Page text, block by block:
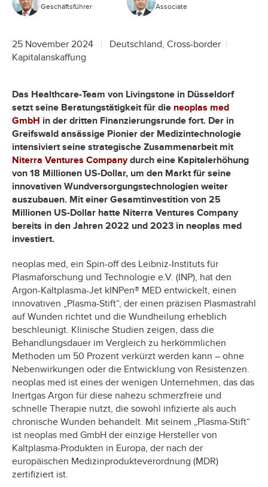
Geschäftsführer Associate
25 November 2024
Deutschland, Cross-border
Kapitalanskaffung
Das Healthcare-Team von Livingstone in Düsseldorf
setzt seine Beratungstätigkeit für die neoplas med
GmbH in der dritten Finanzierungsrunde fort. Der in
Greifswald ansässige Pionier der Medizintechnologie
intensiviert seine strategische Zusammenarbeit mit
Niterra Ventures Companydurch eine Kapitalerhöhung
von 18 Millionen US-Dollar, um den Markt für seine
innovativen Wundversorgungstechnologien weiter
auszubauen. Mit einer Gesamtinvestition von 25
Millionen US-Dollar hatte Niterra Ventures Company
bereits in den Jahren 2022 und 2023 in neoplas med
investiert.
neoplas med, ein Spin-off des Leibniz-Instituts für
Plasmaforschung und Technologie e.V. (INP), hat den
Argon-Kaltplasma-Jet kINPen® MED entwickelt, einen
innovativen „Plasma-Stift“, der einen präzisen Plasmastrahl
auf Wunden richtet und die Wundheilung erheblich
beschleunigt. Klinische Studien zeigen, dass die
Behandlungsdauer im Vergleich zu herkömmlichen
Methoden um 50 Prozent verkürzt werden kann – ohne
Nebenwirkungen oder die Entwicklung von Resistenzen.
neoplas med ist eines der wenigen Unternehmen, das das
Inertgas Argon für diese nahezu schmerzfreie und
schnelle Therapie nutzt, die sowohl infizierte als auch
chronische Wunden behandelt. Mit seinem „Plasma-Stift“
ist neoplas med GmbH der einzige Hersteller von
Kaltplasma-Produkten in Europa, der nach der
europäischen Medizinprodukteverordnung (MDR)
zertifiziert ist.